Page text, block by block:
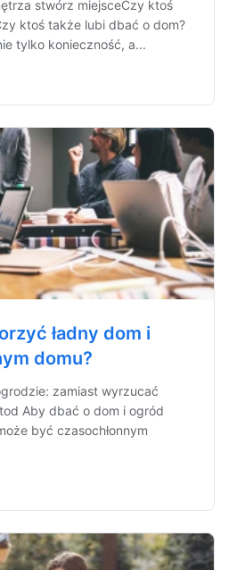
stwórz miejsceCzy ktoś
ktoś także lubi dbać o dom?
tylko konieczność, a...
ładny dom i
domu?
zamiast wyrzucać
Aby dbać o dom i ogród
być czasochłonnym